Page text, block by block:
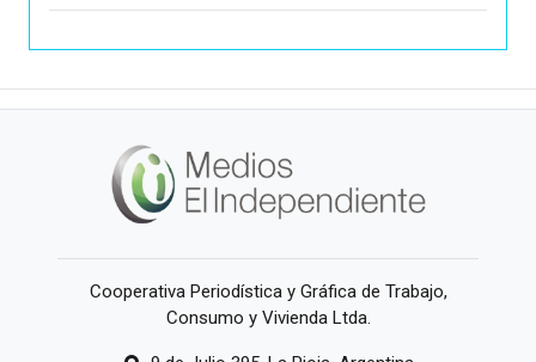
Cooperativa Periodística y Gráfica de Trabajo,
Consumo y Vivienda Ltda.